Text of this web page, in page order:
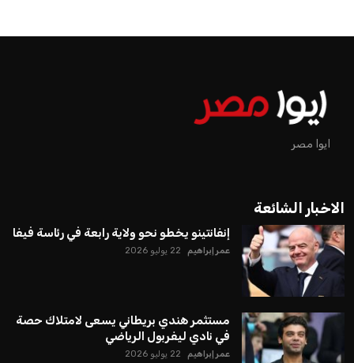
ايوا مصر
الاخبار الشائعة
إنفانتينو يخطو نحو ولاية رابعة في رئاسة فيفا
عمر إبراهيم 22 يوليو 2026
مستثمر هندي بريطاني يسعى لامتلاك حصة
في نادي ليفربول الرياضي
عمر إبراهيم 22 يوليو 2026